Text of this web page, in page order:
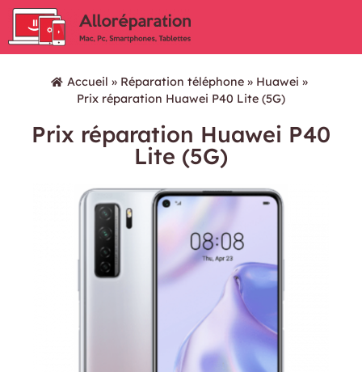
Accueil » Réparation téléphone » Huawei »
Prix réparation Huawei P40 Lite (5G)
Prix réparation Huawei P40
Lite (5G)